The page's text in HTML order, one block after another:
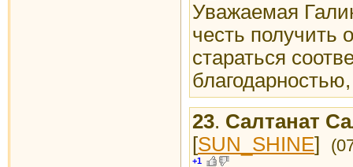
Уважаемая
честь получить
стараться
23. Салтанат
[SUN_SHINE]
+1